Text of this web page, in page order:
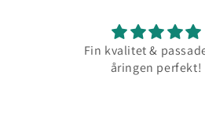
Fin kvalitet &
åringen perfekt!